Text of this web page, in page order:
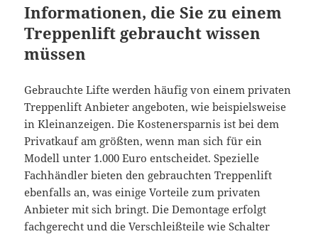
Informationen, die Sie zu einem
Treppenlift gebraucht wissen
müssen
Gebrauchte Lifte werden häufig von einem privaten
Treppenlift Anbieter angeboten, wie beispielsweise
in Kleinanzeigen. Die Kostenersparnis ist bei dem
Privatkauf am größten, wenn man sich für ein
Modell unter 1.000 Euro entscheidet. Spezielle
Fachhändler bieten den gebrauchten Treppenlift
ebenfalls an, was einige Vorteile zum privaten
Anbieter mit sich bringt. Die Demontage erfolgt
fachgerecht und die Verschleißteile wie Schalter